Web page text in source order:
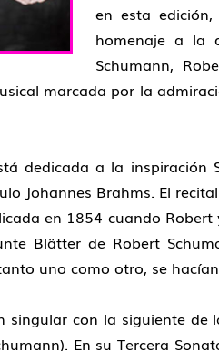
en esta
homenaje a la
Schumann,
marcada por la
dedicada a la
Johannes Brahms. El
en 1854 cuando
Blätter de Robert
uno como otro, se
singular con la siguiente
En su Tercera